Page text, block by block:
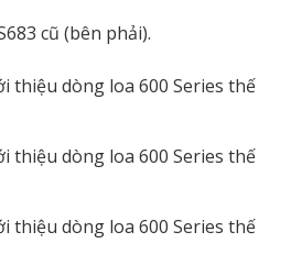
cũ (bên phải).